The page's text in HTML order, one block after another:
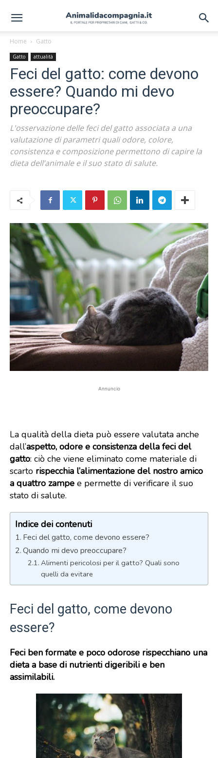
Home Gatto
Gatto attualità
Feci del gatto: come devono
essere? Quando mi devo
preoccupare?
L'osservazione delle feci del gatto associata a una
valutazione di parametri quali odore, colore,
consistenza e composizione permettono di capire la
dieta dell’animale e il suo stato di salute.
Annuncio
La qualità della dieta può essere valutata anche
dall’aspetto, odore e consistenza della feci del
gatto: ciò che viene eliminato come materiale di
scarto rispecchia l’alimentazione del nostro amico
a quattro zampe e permette di verificare il suo
stato di salute.
Indice dei contenuti
Feci del gatto, come devono essere?
Quando mi devo preoccupare?
Alimenti pericolosi per il gatto? Quali sono
quelli da evitare
Feci del gatto, come devono
essere?
Feci ben formate e poco odorose rispecchiano una
dieta a base di nutrienti digeribili e ben
assimilabili.